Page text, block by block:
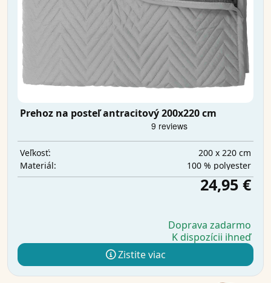
Prehoz na posteľ antracitový 200x220 cm
Veľkosť:
200 x 220 cm
Materiál:
100 % polyester
24,95 €
Doprava zadarmo
K dispozícii ihneď
Zistite viac